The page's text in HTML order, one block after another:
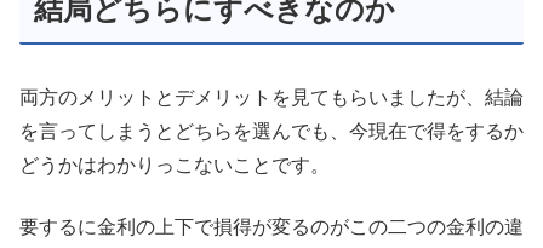
結局どちらにすべきなのか
両方のメリットとデメリットを見てもらいましたが、結論
を言ってしまうとどちらを選んでも、今現在で得をするか
どうかはわかりっこないことです。
要するに金利の上下で損得が変るのがこの二つの金利の違